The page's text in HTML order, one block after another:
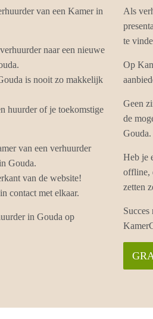
van een Kamer in
naar een nieuwe
is nooit zo makkelijk
huurder of je toekomstige
van een verhuurder
Gouda.
van de website!
contact met elkaar.
in Gouda op
Als
te
Op
Geen
de
Gouda.
Heb je
offline,
zetten